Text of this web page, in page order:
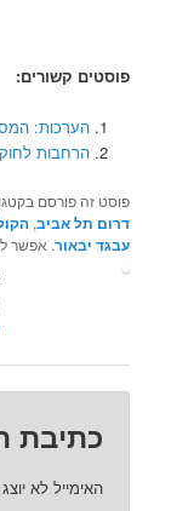
פוסטים קשורים:
הערכות:
הרחבות
פוסט זה פורסם
דרום תל אביב,
עבגד יבאור. אפשר
כתיבת
האימייל לא